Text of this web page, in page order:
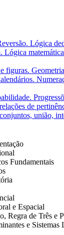
Lógica
Lógica
figuras.
de
união,
Fundamentais
e Espacial
Regra de Três e
e Sistemas